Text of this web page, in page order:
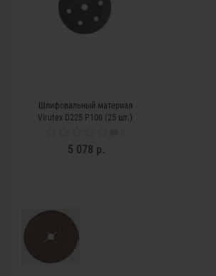
Шлифовальный материал
Virutex D225 P100 (25 шт.)
5 078 р.